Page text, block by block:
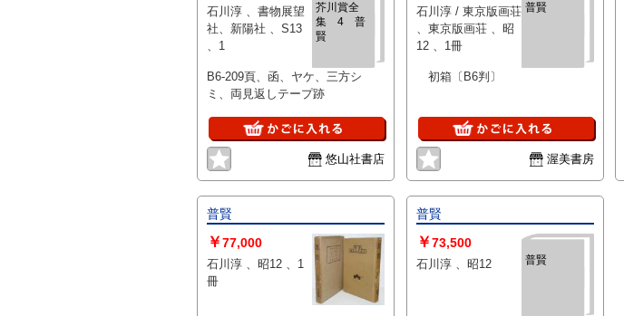
芥川賞全
集 4 普
賢
石川淳 、書物展望
社、新陽社 、S13
、1
B6-209頁、函、ヤケ、三方シ
ミ、両見返しテープ跡
悠山社書店
普賢
石川淳 / 東京版画荘
、東京版画荘 、昭
12 、1冊
初箱〔B6判〕
渥美書房
普賢
￥77,000
石川淳 、昭12 、1
冊
普賢
普賢
￥73,500
石川淳 、昭12